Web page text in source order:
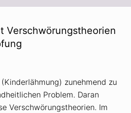
Verschwörungstheorien
zunehmend zu
Problem. Daran
Verschwörungstheorien. Im